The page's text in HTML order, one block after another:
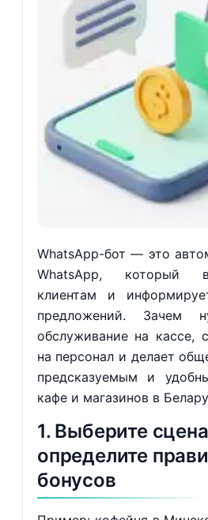
WhatsApp-бот — это
WhatsApp, который
клиентам и
предложений. Зачем
обслуживание на кассе,
на персонал и делает
предсказуемым и
кафе и магазинов в
1. Выберите
определите
бонусов